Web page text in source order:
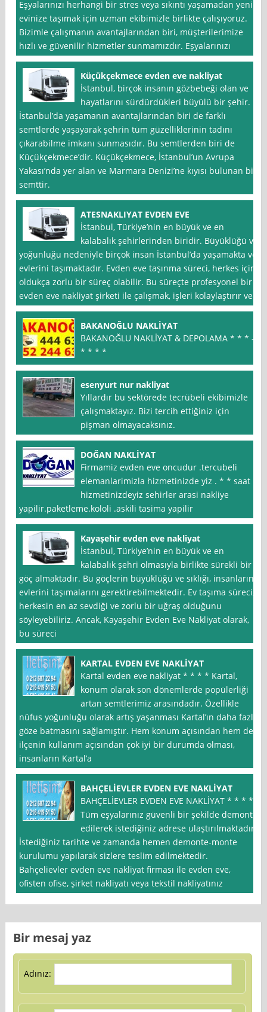
Eşyalarınızı herhangi bir stres veya sıkıntı yaşamadan yeni
evinize taşımak için uzman ekibimizle birlikte çalışıyoruz.
Bizimle çalışmanın avantajlarından biri, müşterilerimize
hızlı ve güvenilir hizmetler sunmamızdır. Eşyalarınızı
Küçükçekmece evden eve nakliyat
İstanbul, birçok insanın gözbebeği olan ve
hayatlarını sürdürdükleri büyülü bir şehir.
İstanbul’da yaşamanın avantajlarından biri de farklı
semtlerde yaşayarak şehrin tüm güzelliklerinin tadını
çıkarabilme imkanı sunmasıdır. Bu semtlerden biri de
Küçükçekmece’dir. Küçükçekmece, İstanbul’un Avrupa
Yakası’nda yer alan ve Marmara Denizi’ne kıyısı bulunan bir
semttir.
ATESNAKLIYAT EVDEN EVE
İstanbul, Türkiye’nin en büyük ve en
kalabalık şehirlerinden biridir. Büyüklüğü ve
yoğunluğu nedeniyle birçok insan İstanbul’da yaşamakta ve
evlerini taşımaktadır. Evden eve taşınma süreci, herkes için
oldukça zorlu bir süreç olabilir. Bu süreçte profesyonel bir
evden eve nakliyat şirketi ile çalışmak, işleri kolaylaştırır ve
BAKANOĞLU NAKLİYAT
BAKANOĞLU NAKLİYAT & DEPOLAMA * * * –
* * * *
esenyurt nur nakliyat
Yıllardır bu sektörede tecrübeli ekibimizle
çalışmaktayız. Bizi tercih ettiğiniz için
pişman olmayacaksınız.
DOĞAN NAKLİYAT
Firmamiz evden eve oncudur .tercubeli
elemanlarimizla hizmetinizde yiz . * * saat
hizmetinizdeyiz sehirler arasi nakliye
yapilir.paketleme.kololi .askili tasima yapilir
Kayaşehir evden eve nakliyat
İstanbul, Türkiye’nin en büyük ve en
kalabalık şehri olmasıyla birlikte sürekli bir
göç almaktadır. Bu göçlerin büyüklüğü ve sıklığı, insanların
evlerini taşımalarını gerektirebilmektedir. Ev taşıma süreci,
herkesin en az sevdiği ve zorlu bir uğraş olduğunu
söyleyebiliriz. Ancak, Kayaşehir Evden Eve Nakliyat olarak,
bu süreci
KARTAL EVDEN EVE NAKLİYAT
Kartal evden eve nakliyat * * * * Kartal,
konum olarak son dönemlerde popülerliği
artan semtlerimiz arasındadır. Özellikle
nüfus yoğunluğu olarak artış yaşanması Kartal’ın daha fazla
göze batmasını sağlamıştır. Hem konum açısından hem de
ilçenin kullanım açısından çok iyi bir durumda olması,
insanların Kartal’a
BAHÇELİEVLER EVDEN EVE NAKLİYAT
BAHÇELİEVLER EVDEN EVE NAKLİYAT * * * *
Tüm eşyalarınız güvenli bir şekilde demonte
edilerek istediğiniz adrese ulaştırılmaktadır.
İstediğiniz tarihte ve zamanda hemen demonte-monte
kurulumu yapılarak sizlere teslim edilmektedir.
Bahçelievler evden eve nakliyat firması ile evden eve,
ofisten ofise, şirket nakliyatı veya tekstil nakliyatınız
Bir mesaj yaz
Adınız: